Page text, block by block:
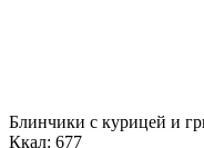
Блинчики с курицей и
Ккал: 677